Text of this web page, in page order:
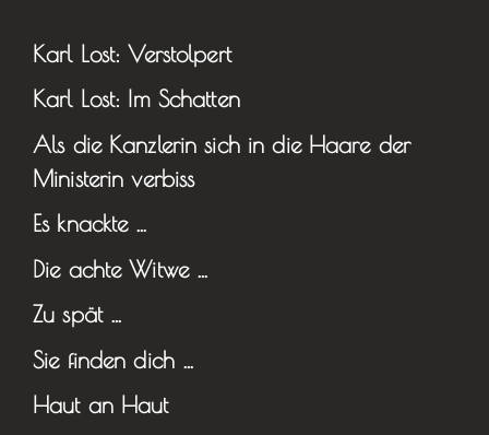
Karl Lost: Verstolpert
Karl Lost: Im Schatten
Als die Kanzlerin sich in die Haare der
Ministerin verbiss
Es knackte …
Die achte Witwe …
Zu spät …
Sie finden dich …
Haut an Haut